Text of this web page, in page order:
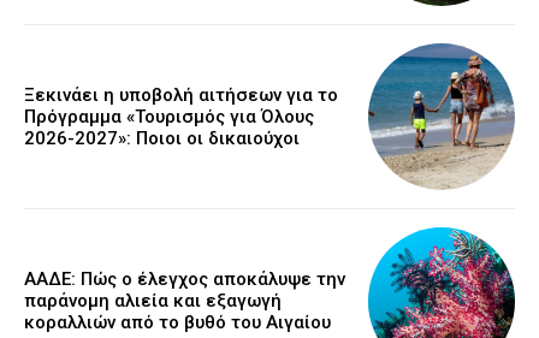
Ξεκινάει η υποβολή αιτήσεων για το
Πρόγραμμα «Τουρισμός για Όλους
2026-2027»: Ποιοι οι δικαιούχοι
ΑΑΔΕ: Πώς ο έλεγχος αποκάλυψε την
παράνομη αλιεία και εξαγωγή
κοραλλιών από το βυθό του Αιγαίου